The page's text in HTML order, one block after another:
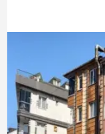
14 saate kadar sürecek.
4.08.2026 Gündem